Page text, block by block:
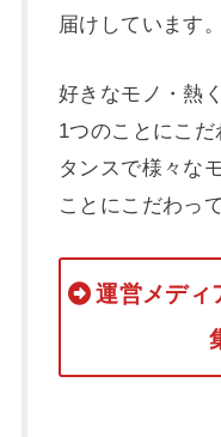
届けしています。
好きなモノ・熱
1つのことにこ
タンスで様々な
ことにこだわっ
運営メディ